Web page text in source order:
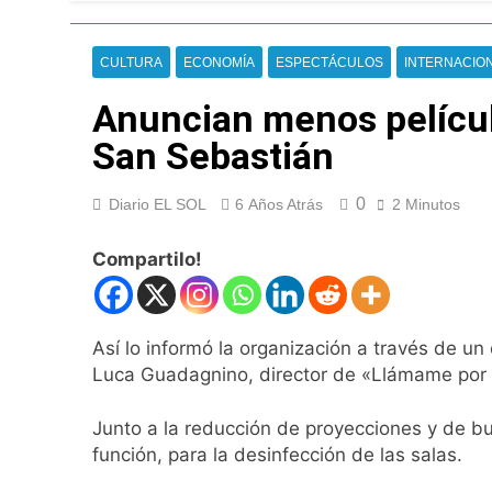
de los 450 puntos
15 Horas Atrás
Jorge Macri
16 Horas Atrás
Día Internacional
17 Horas Atrás
El Senado
Incidentes frente
enfrentamientos
La Fiscalía
1 Día Atrás
CULTURA ECONOMÍA ESPECTÁCULOS
Anuncian menos
San Sebastián
Diario EL SOL 6 Años Atrás 0 2 Minutos
Compartilo!
Así lo informó la organización a través de
Luca Guadagnino, director de «Llámame
Junto a la reducción de proyecciones y de
función, para la desinfección de las salas.